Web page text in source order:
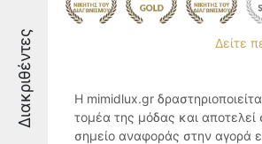
Διακριθέντες Δείτε
Η mimidlux.gr
τομέα της μόδας και αποτελεί
σημείο αναφοράς στην αγορά